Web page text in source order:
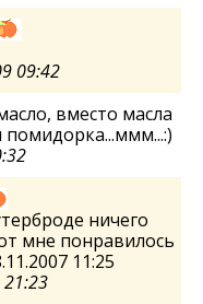
09:42
вместо масла
ничего
мне понравилось
11:25